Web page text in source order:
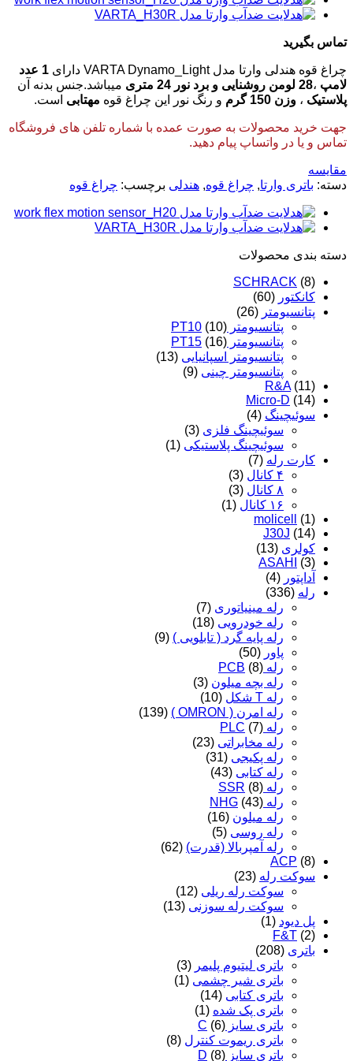
تماس بگیرید
چراغ قوه هندلی وارتا مدل VARTA Dynamo_Light دارای
1 عدد
لامپ ،28 لومن روشنایی و برد نور 24 متری
میباشد.جنس بدنه آن
پلاستیک ، وزن 150 گرم و رنگ نور این چراغ قوه مهتابی است.
جهت خرید محصولات به صورت عمده با شماره تلفن های فروشگاه
تماس و یا در واتساپ پیام دهید.
مقایسه
دسته: باتری وارتا, چراغ قوه, هندلی برچسب: چراغ قوه
دسته‌ بندی محصولات
SCHRACK (8)
کانکتور (60)
پتانسیومتر (26)
پتانسیومتر PT10 (10)
پتانسیومتر PT15 (16)
پتانسیومتر اسپانیایی (13)
پتانسیومتر چینی (9)
R&A (11)
Micro-D (14)
سوئیچینگ (4)
سوئیچینگ فلزی (3)
سوئیچینگ پلاستیکی (1)
کارت رله (7)
۴ کانال
(3)
۸ کانال
(3)
۱۶ کانال
(1)
molicell
(1)
J30J (14)
کولری (13)
ASAHI
(3)
آداپتور (4)
رله (336)
رله مینیاتوری (7)
رله خودرویی (18)
رله پایه گرد ( تابلویی ) (9)
پاور (50)
رله PCB (8)
رله بچه میلون (3)
رله T شکل
(10)
رله امرن ( OMRON )
(139)
رله PLC (7)
رله مخابراتی (23)
رله پکیجی (31)
رله کتابی (43)
رله SSR (8)
رله NHG (43)
رله میلون (16)
رله روسی (5)
رله آمپربالا (قدرت) (62)
ACP (8)
سوکت رله (23)
سوکت رله ریلی (12)
سوکت رله سوزنی (13)
پل دیود (1)
F&T (2)
باتری (208)
باتری لیتیوم پلیمر (3)
باتری شیر چشمی (1)
باتری کتابی (14)
باتری پک شده (1)
باتری سایز C (6)
باتری ریموت کنترل (8)
باتری سایز D (8)